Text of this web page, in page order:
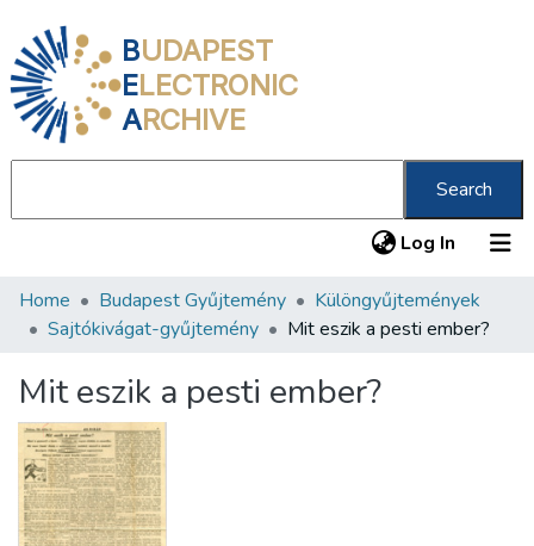
BUDAPEST
ELECTRONIC
ARCHIVE
Search
Log In (current)
Communities & Collections
Statistics
About us
Home Budapest Gyűjtemény
Különgyűjtemények
Sajtókivágat-gyűjtemény
Mit eszik a pesti ember?
Mit eszik a pesti ember?